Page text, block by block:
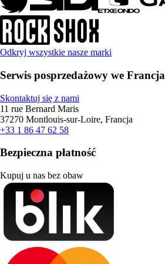
Odkryj wszystkie nasze marki
Serwis posprzedażowy we Francja
Skontaktuj się z nami
11 rue Bernard Maris
37270 Montlouis-sur-Loire, Francja
+33 1 86 47 62 58
Bezpieczna płatność
Kupuj u nas bez obaw